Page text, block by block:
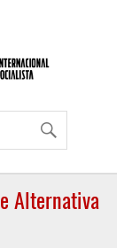
Alternativa